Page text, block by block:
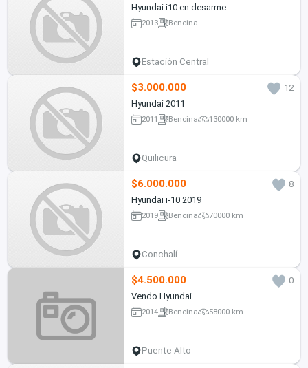
Hyundai i10 en desarme
2013 Bencina
Estación Central
$3.000.000
12
Hyundai 2011
2011 Bencina 130000 km
Quilicura
$6.000.000
8
Hyundai i-10 2019
2019 Bencina 70000 km
Conchalí
$4.500.000
0
Vendo Hyundai
2014 Bencina 58000 km
Puente Alto